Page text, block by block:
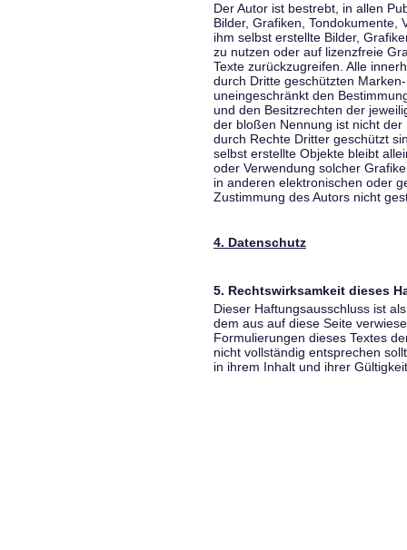
Der Autor ist bestrebt, in allen
Bilder, Grafiken, Tondokumente,
ihm selbst erstellte Bilder,
zu nutzen oder auf lizenzfreie
Texte zurückzugreifen. Alle
durch Dritte geschützten
uneingeschränkt den
und den Besitzrechten der
der bloßen Nennung ist nicht
durch Rechte Dritter geschützt
selbst erstellte Objekte bleibt
oder Verwendung solcher
in anderen elektronischen oder
Zustimmung des Autors nicht
4. Datenschutz
5. Rechtswirksamkeit dieses
Dieser Haftungsausschluss ist
dem aus auf diese Seite
Formulierungen dieses Textes
nicht vollständig entsprechen
in ihrem Inhalt und ihrer